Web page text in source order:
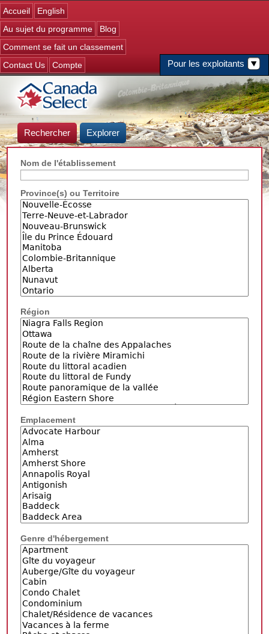
Accueil
English
Au sujet du programme
Blog
Pour les exploitants
Comment se fait un classement
Contact Us
Compte
Rechercher Explorer
Nom de l'établissement
Province(s) ou Territoire
Région
Emplacement
Genre d'hébergement